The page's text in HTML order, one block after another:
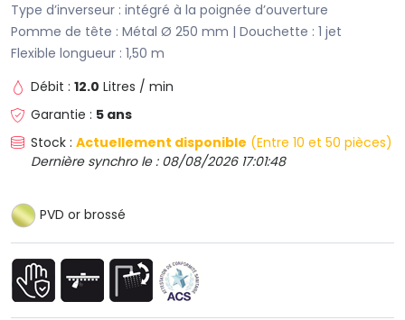
Type d’inverseur : intégré à la poignée d’ouverture
Pomme de tête : Métal Ø 250 mm | Douchette : 1 jet
Flexible longueur : 1,50 m
Débit : 12.0 Litres / min
Garantie : 5 ans
Stock : Actuellement disponible (Entre 10 et 50 pièces)
Dernière synchro le : 08/08/2026 17:01:48
PVD or brossé